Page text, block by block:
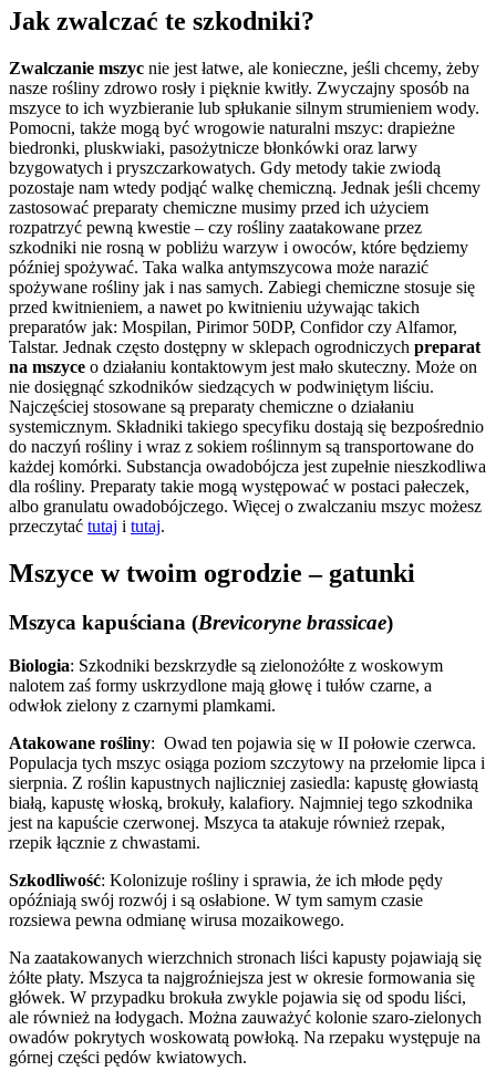
Jak zwalczać te szkodniki?
Zwalczanie mszyc nie jest łatwe, ale konieczne, jeśli chcemy, żeby
nasze rośliny zdrowo rosły i pięknie kwitły. Zwyczajny sposób na
mszyce to ich wyzbieranie lub spłukanie silnym strumieniem wody.
Pomocni, także mogą być wrogowie naturalni mszyc: drapieżne
biedronki, pluskwiaki, pasożytnicze błonkówki oraz larwy
bzygowatych i pryszczarkowatych. Gdy metody takie zwiodą
pozostaje nam wtedy podjąć walkę chemiczną. Jednak jeśli chcemy
zastosować preparaty chemiczne musimy przed ich użyciem
rozpatrzyć pewną kwestie – czy rośliny zaatakowane przez
szkodniki nie rosną w pobliżu warzyw i owoców, które będziemy
później spożywać. Taka walka antymszycowa może narazić
spożywane rośliny jak i nas samych. Zabiegi chemiczne stosuje się
przed kwitnieniem, a nawet po kwitnieniu używając takich
preparatów jak: Mospilan, Pirimor 50DP, Confidor czy Alfamor,
Talstar. Jednak często dostępny w sklepach ogrodniczych preparat
na mszyce o działaniu kontaktowym jest mało skuteczny. Może on
nie dosięgnąć szkodników siedzących w podwiniętym liściu.
Najczęściej stosowane są preparaty chemiczne o działaniu
systemicznym. Składniki takiego specyfiku dostają się bezpośrednio
do naczyń rośliny i wraz z sokiem roślinnym są transportowane do
każdej komórki. Substancja owadobójcza jest zupełnie nieszkodliwa
dla rośliny. Preparaty takie mogą występować w postaci pałeczek,
albo granulatu owadobójczego. Więcej o zwalczaniu mszyc możesz
przeczytać tutaj i tutaj.
Mszyce w twoim ogrodzie – gatunki
Mszyca kapuściana (Brevicoryne brassicae)
Biologia: Szkodniki bezskrzydłe są zielonożółte z woskowym
nalotem zaś formy uskrzydlone mają głowę i tułów czarne, a
odwłok zielony z czarnymi plamkami.
Atakowane rośliny: Owad ten pojawia się w II połowie czerwca.
Populacja tych mszyc osiąga poziom szczytowy na przełomie lipca i
sierpnia. Z roślin kapustnych najliczniej zasiedla: kapustę głowiastą
białą, kapustę włoską, brokuły, kalafiory. Najmniej tego szkodnika
jest na kapuście czerwonej. Mszyca ta atakuje również rzepak,
rzepik łącznie z chwastami.
Szkodliwość: Kolonizuje rośliny i sprawia, że ich młode pędy
opóźniają swój rozwój i są osłabione. W tym samym czasie
rozsiewa pewna odmianę wirusa mozaikowego.
Na zaatakowanych wierzchnich stronach liści kapusty pojawiają się
żółte płaty. Mszyca ta najgroźniejsza jest w okresie formowania się
główek. W przypadku brokuła zwykle pojawia się od spodu liści,
ale również na łodygach. Można zauważyć kolonie szaro-zielonych
owadów pokrytych woskowatą powłoką. Na rzepaku występuje na
górnej części pędów kwiatowych.